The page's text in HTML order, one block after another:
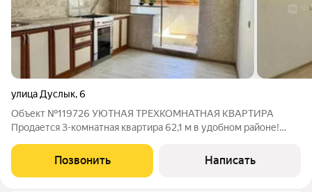
улица Дуслык,6
Объект №119726 УЮТНАЯ ТРЕХКОМНАТНАЯ КВАРТИРА
Продается 3-комнатная квартира 62,1 м в удобном районе!
Комнаты: изолированные Ремонт: косметический, готова к
вашему вдохновению Инфраструктура:
Позвонить Написать